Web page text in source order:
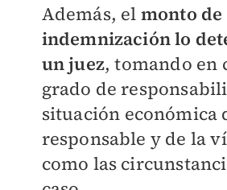
Además, el monto de
indemnización lo
un juez, tomando en
grado de
situación económica
responsable y de la
como las